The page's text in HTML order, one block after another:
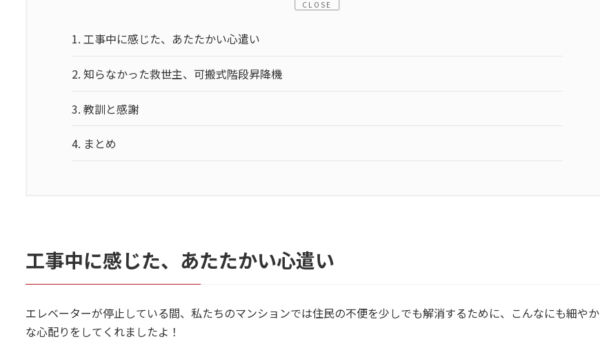
CLOSE
1. 工事中に感じた、あたたかい心遣い
2. 知らなかった救世主、可搬式階段昇降機
3. 教訓と感謝
4. まとめ
工事中に感じた、あたたかい心遣い
エレベーターが停止している間、私たちのマンションでは住民の不便を少しでも解消するために、こんなにも細やか
な心配りをしてくれましたよ！